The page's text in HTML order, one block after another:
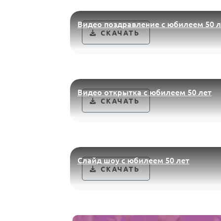
Видео поздравление с юбилеем 50
СКАЧАТЬ
Видео открытка с юбилеем 50 лет
СКАЧАТЬ
Слайд шоу с юбилеем 50 лет
СКАЧАТЬ